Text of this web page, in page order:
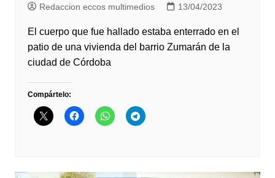
Redaccion eccos multimedios 13/04/2023
El cuerpo que fue hallado estaba enterrado en el
patio de una vivienda del barrio Zumarán de la
ciudad de Córdoba
Compártelo: